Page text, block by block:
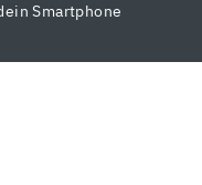
Smartphone